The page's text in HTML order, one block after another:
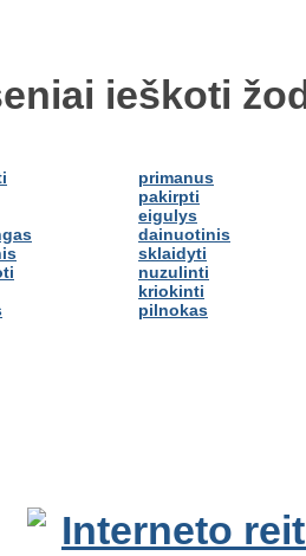
ieškoti
primanus
pakirpti
eigulys
dainuotinis
sklaidyti
nuzulinti
kriokinti
pilnokas